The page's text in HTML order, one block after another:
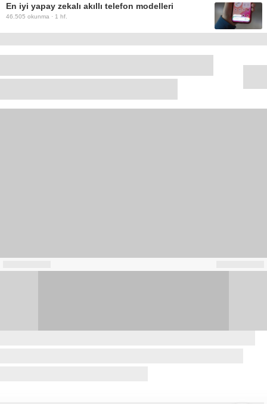
En iyi yapay zekalı akıllı telefon modelleri
46.505 okunma · 1 hf.